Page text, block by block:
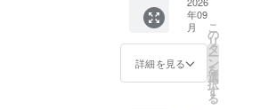
＜例＞
文字
TOYOT
A
STADIU
M 芳
時、必
ず備考
欄に
ネット
への記
だきま
す。 ※
ミニ
１台ご
とに記
は統一
となり
ま
※１名様
の個人
間：
2026年
9月1
ポーツ
パーク
いただ
く場合
がござ
す。 ※
公序良
す。 ・
有効期
間：
9月1
日〜
金、
シャ
ワー利
用代金
には使
ターと
して、
公式HP
のコ
ミュニ
ター ・
個人プ
ラン 】
〈リ
ターン
年09
月
詳細を見る
こ
の
リ
タ
ー
ン
を
選
択
す
る